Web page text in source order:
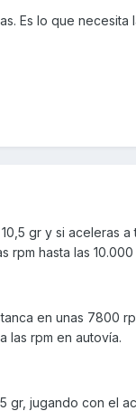
Es lo que necesita
gr y si aceleras
hasta las 10.000
en unas 7800
las rpm en autovía.
gr, jugando con el